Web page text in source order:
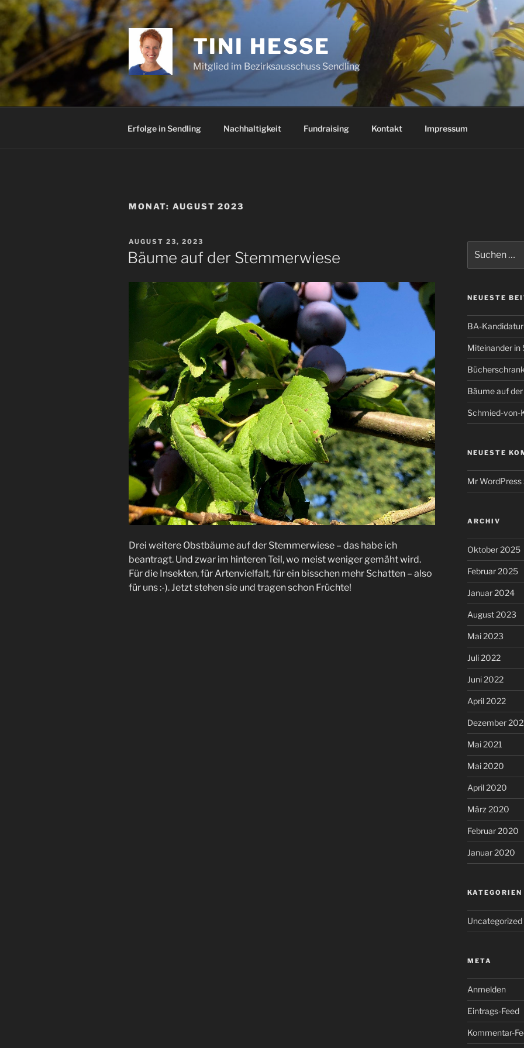
Zum
springen
TINI HESSE
Mitglied im Bezirksausschuss Sendling
Erfolge in Sendling Nachhaltigkeit Fundraising Kontakt Impressum
MONAT: AUGUST 2023
VERÖFFENTLICHT
AM
AUGUST 23, 2023
Bäume auf der Stemmerwiese
Drei weitere Obstbäume auf der Stemmerwiese – das habe ich
beantragt. Und zwar im hinteren Teil, wo meist weniger gemäht wird.
Für die Insekten, für Artenvielfalt, für ein bisschen mehr Schatten – also
für uns :-). Jetzt stehen sie und tragen schon Früchte!
nach:
NEUESTE
BA-
Miteinander in
Bäume auf
Schmied-von-
NEUESTE
Mr WordPress
ARCHIV
Oktober 2025
Februar 2025
Januar 2024
August 2023
Mai 2023
Juli 2022
Juni 2022
April 2022
Dezember
Mai 2021
Mai 2020
April 2020
März 2020
Februar 2020
Januar 2020
KATEGORIEN
Uncategorized
META
Anmelden
Eintrags-Feed
Kommentar-